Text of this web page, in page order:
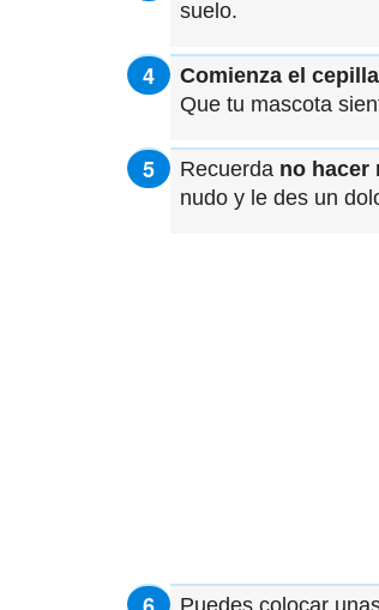
suelo.
Comienza el
Que tu mascota
Recuerda no hacer
nudo y le des un